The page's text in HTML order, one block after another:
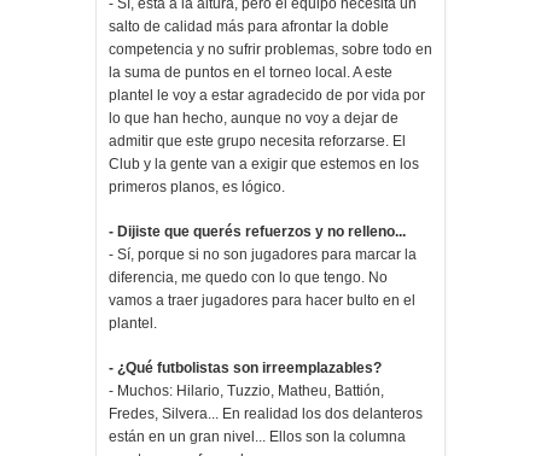
- Sí, está a la altura, pero el equipo necesita un
salto de calidad más para afrontar la doble
competencia y no sufrir problemas, sobre todo en
la suma de puntos en el torneo local. A este
plantel le voy a estar agradecido de por vida por
lo que han hecho, aunque no voy a dejar de
admitir que este grupo necesita reforzarse. El
Club y la gente van a exigir que estemos en los
primeros planos, es lógico.
- Dijiste que querés refuerzos y no relleno...
- Sí, porque si no son jugadores para marcar la
diferencia, me quedo con lo que tengo. No
vamos a traer jugadores para hacer bulto en el
plantel.
- ¿Qué futbolistas son irreemplazables?
- Muchos: Hilario, Tuzzio, Matheu, Battión,
Fredes, Silvera... En realidad los dos delanteros
están en un gran nivel... Ellos son la columna